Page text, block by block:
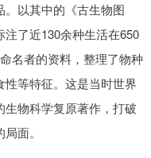
。以其中的《古生物图
了近130余种生活在650
名者的资料，整理了物种
等特征。这是当时世界
物科学复原著作，打破
面。